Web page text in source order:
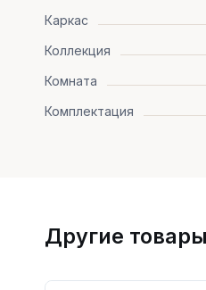
Каркас
Коллекция
Комната
Комплектация
Другие